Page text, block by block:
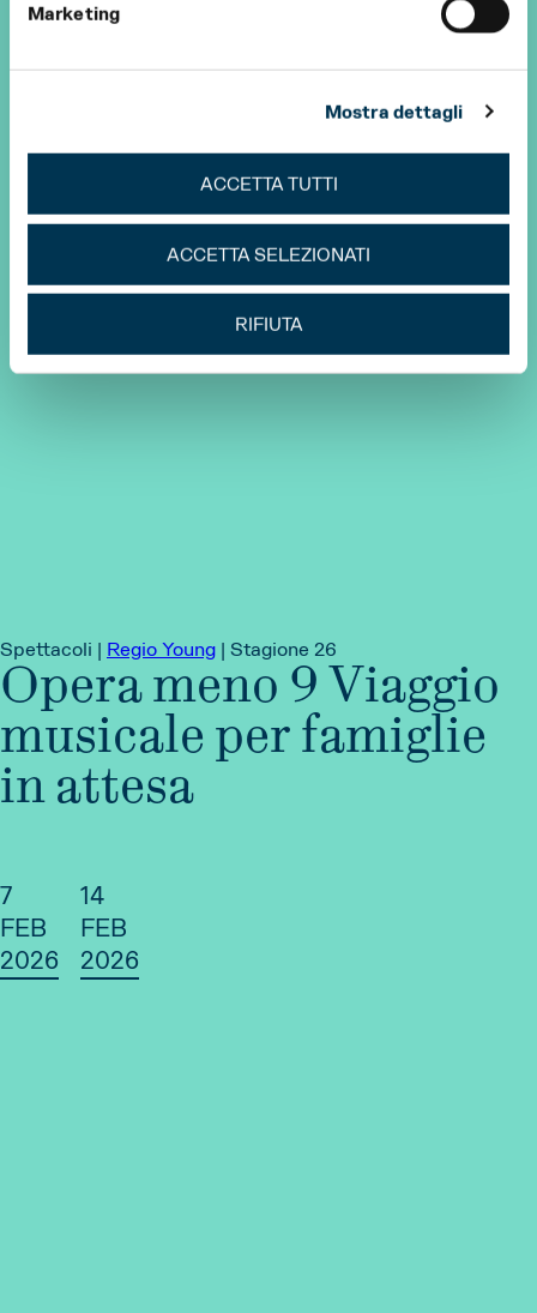
Marketing
Mostra dettagli
ACCETTA TUTTI
ACCETTA SELEZIONATI
RIFIUTA
Spettacoli | Regio Young | Stagione 26
Opera meno 9 Viaggio
musicale per famiglie
in attesa
7
FEB
2026
14
FEB
2026